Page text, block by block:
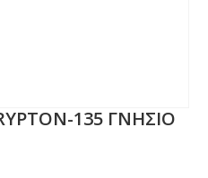
135 ΓΝΗΣΙΟ